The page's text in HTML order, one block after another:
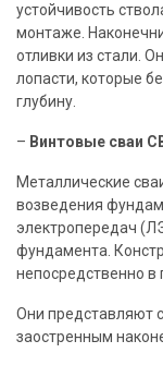
устойчивость
монтаже.
отливки из стали.
лопасти, которые
глубину.
– Винтовые сваи
Металлические
возведения
электропередач
фундамента.
непосредственно в
Они представляют
заостренным